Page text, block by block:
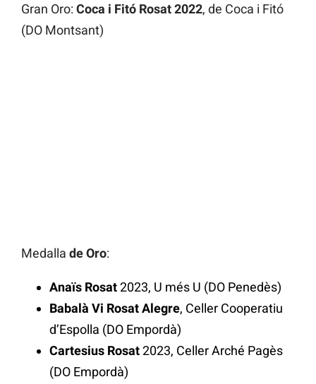
Gran Oro: Coca i Fitó Rosat 2022, de Coca i Fitó
(DO Montsant)
Medalla de Oro:
Anaïs Rosat2023, U més U (DO Penedès)
Babalà Vi Rosat Alegre, Celler Cooperatiu
d’Espolla (DO Empordà)
Cartesius Rosat2023, Celler Arché Pagès
(DO Empordà)